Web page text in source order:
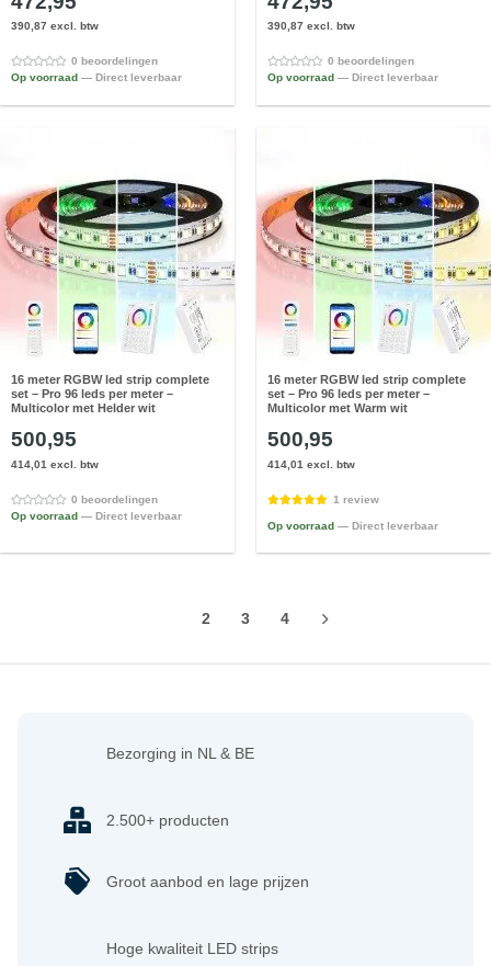
390,87 excl. btw
0 beoordelingen
Op voorraad — Direct leverbaar
390,87 excl. btw
0 beoordelingen
Op voorraad — Direct leverbaar
16 meter RGBW led strip complete
set – Pro 96 leds per meter –
Multicolor met Helder wit
500,95
414,01 excl. btw
0 beoordelingen
Op voorraad — Direct leverbaar
16 meter RGBW led strip complete
set – Pro 96 leds per meter –
Multicolor met Warm wit
500,95
414,01 excl. btw
1 review
Op voorraad — Direct leverbaar
2 3 4
Bezorging in NL & BE
2.500+ producten
Groot aanbod en lage prijzen
Hoge kwaliteit LED strips